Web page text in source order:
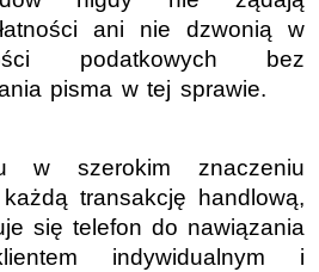
ani nie dzwonią w
podatkowych bez
pisma w tej sprawie.
w szerokim znaczeniu
transakcję handlową,
się telefon do nawiązania
indywidualnym i